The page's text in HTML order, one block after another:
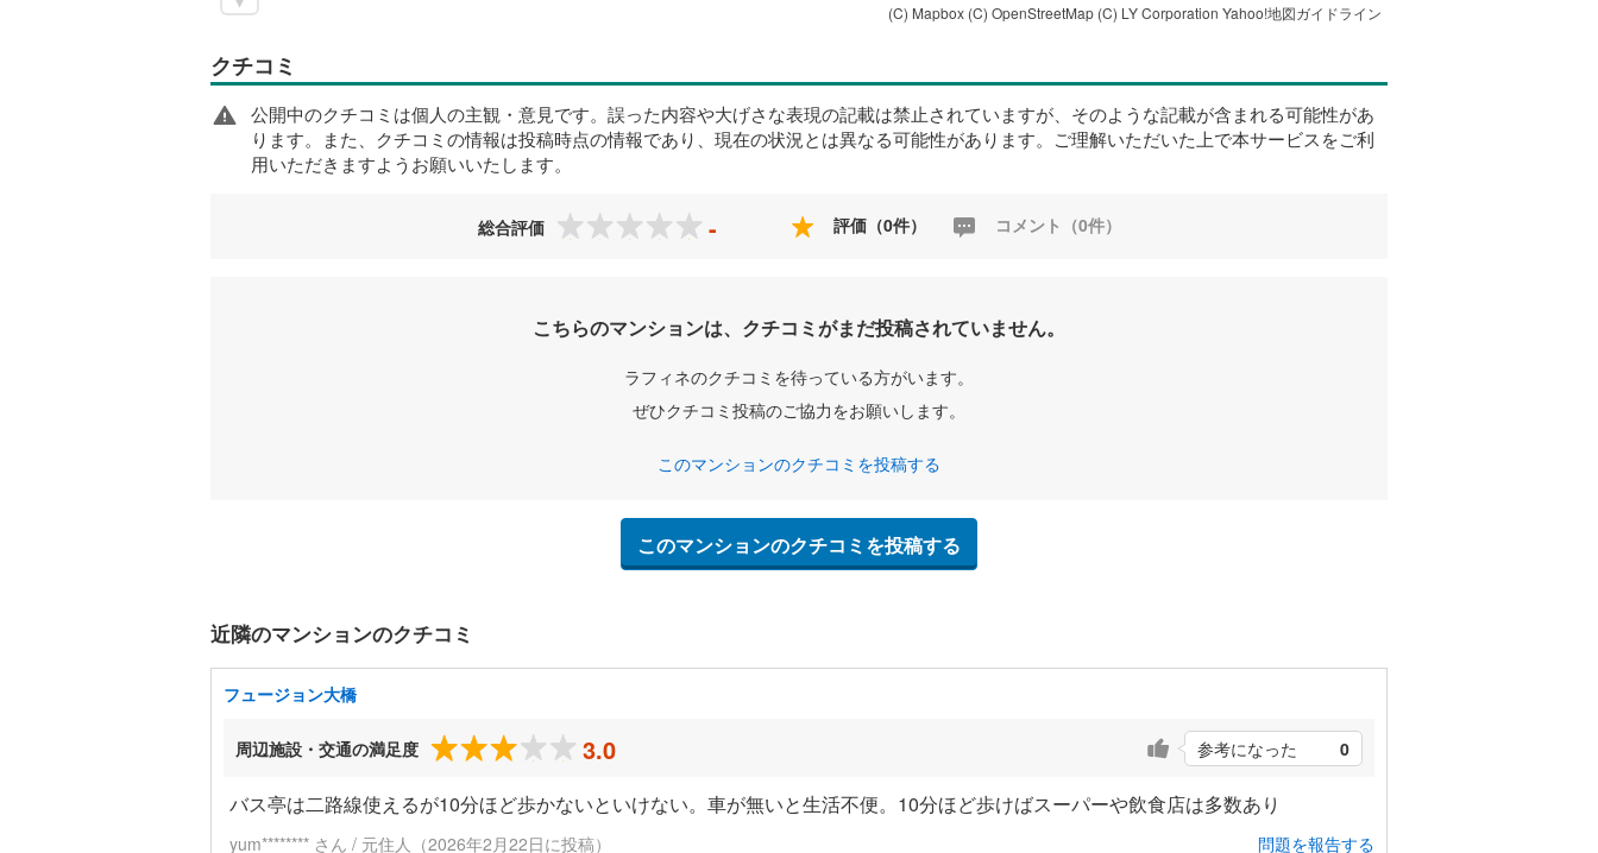
(C) Mapbox (C) OpenStreetMap (C) LY Corporation Yahoo!地図ガイドライン
クチコミ
公開中のクチコミは個人の主観・意見です。誤った内容や大げさな表現の記載は禁止されていますが、そのような記載が含まれる可能性があ
ります。また、クチコミの情報は投稿時点の情報であり、現在の状況とは異なる可能性があります。ご理解いただいた上で本サービスをご利
用いただきますようお願いいたします。
総合評価 - 評価（0件） コメント（0件）
こちらのマンションは、クチコミがまだ投稿されていません。
ラフィネのクチコミを待っている方がいます。
ぜひクチコミ投稿のご協力をお願いします。
このマンションのクチコミを投稿する
このマンションのクチコミを投稿する
近隣のマンションのクチコミ
フュージョン大橋
周辺施設・交通の満足度 3.0 参考になった 0
バス亭は二路線使えるが10分ほど歩かないといけない。車が無いと生活不便。10分ほど歩けばスーパーや飲食店は多数あり
yum******** さん / 元住人（2026年2月22日に投稿） 問題を報告する